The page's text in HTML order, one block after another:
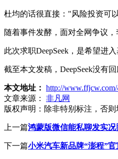
杜均的话很直接："风险投资可
随着事件发酵，面对全网争议
此次求职DeepSeek，是希望进
截至本文发稿，DeepSeek没有
本文地址： http://www.ffjcw.com/
文章来源：
非凡网
版权声明： 除非特别标注，否
上一篇鸿蒙版微信能私聊发实
下一篇小米汽车新品牌“澎程”